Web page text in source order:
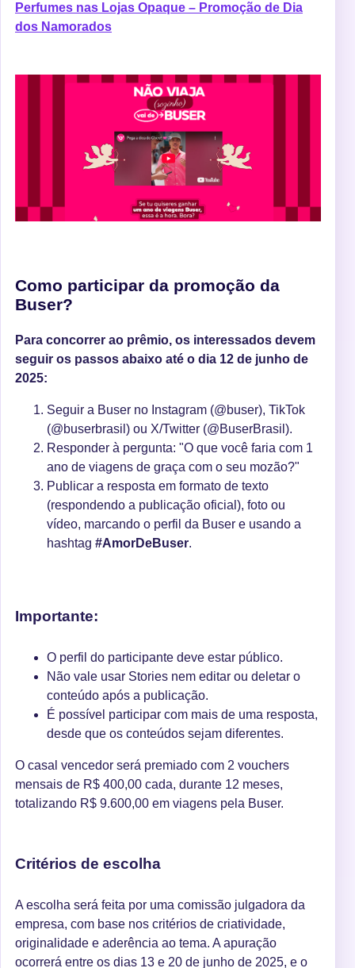
Perfumes nas Lojas Opaque – Promoção de Dia
dos Namorados
Como participar da promoção da
Buser?
Para concorrer ao prêmio, os interessados devem
seguir os passos abaixo até o dia 12 de junho de
2025:
Seguir a Buser no Instagram (@buser), TikTok
(@buserbrasil) ou X/Twitter (@BuserBrasil).
Responder à pergunta: "O que você faria com 1
ano de viagens de graça com o seu mozão?"
Publicar a resposta em formato de texto
(respondendo a publicação oficial), foto ou
vídeo, marcando o perfil da Buser e usando a
hashtag #AmorDeBuser.
Importante:
O perfil do participante deve estar público.
Não vale usar Stories nem editar ou deletar o
conteúdo após a publicação.
É possível participar com mais de uma resposta,
desde que os conteúdos sejam diferentes.
O casal vencedor será premiado com 2 vouchers
mensais de R$ 400,00 cada, durante 12 meses,
totalizando R$ 9.600,00 em viagens pela Buser.
Critérios de escolha
A escolha será feita por uma comissão julgadora da
empresa, com base nos critérios de criatividade,
originalidade e aderência ao tema. A apuração
ocorrerá entre os dias 13 e 20 de junho de 2025, e o